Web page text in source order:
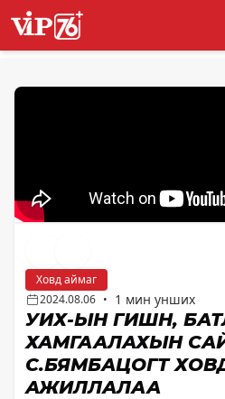
Ховд аймаг
2024.08.06 • 1 мин унших
УИХ-ЫН ГИШҮҮН,
ХАМГААЛАХЫН
С.БЯМБАЦОГТ
АЖИЛЛАЛАА